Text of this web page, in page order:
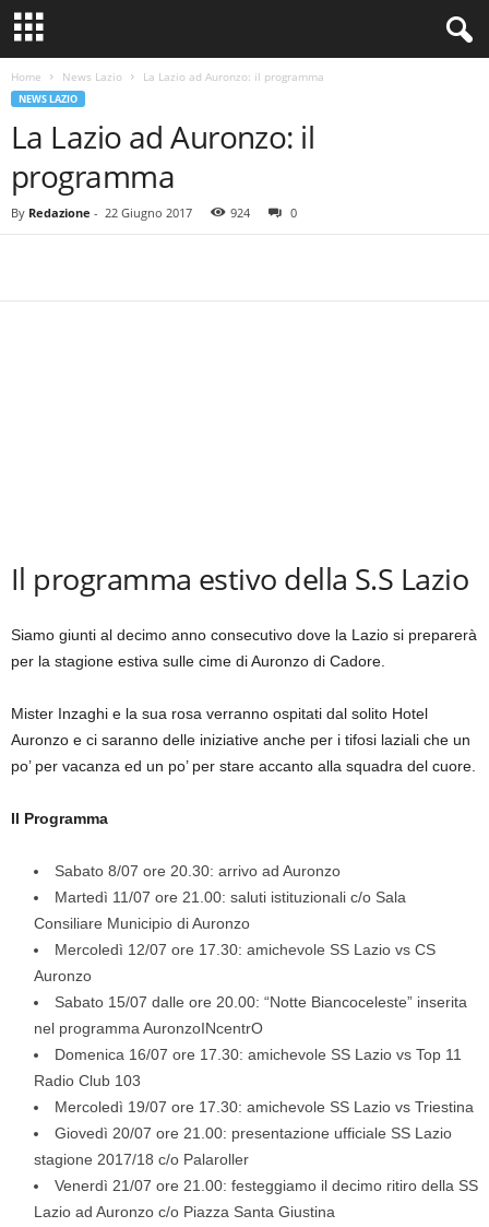
Home News Lazio La Lazio ad Auronzo: il programma
NEWS LAZIO
La Lazio ad Auronzo: il
programma
By Redazione - 22 Giugno 2017 924 0
Il programma estivo della S.S Lazio
Siamo giunti al decimo anno consecutivo dove la Lazio si preparerà
per la stagione estiva sulle cime di Auronzo di Cadore.
Mister Inzaghi e la sua rosa verranno ospitati dal solito Hotel
Auronzo e ci saranno delle iniziative anche per i tifosi laziali che un
po’ per vacanza ed un po’ per stare accanto alla squadra del cuore.
Il Programma
Sabato 8/07 ore 20.30: arrivo ad Auronzo
Martedì 11/07 ore 21.00: saluti istituzionali c/o Sala
Consiliare Municipio di Auronzo
Mercoledì 12/07 ore 17.30: amichevole SS Lazio vs CS
Auronzo
Sabato 15/07 dalle ore 20.00: “Notte Biancoceleste” inserita
nel programma AuronzoINcentrO
Domenica 16/07 ore 17.30: amichevole SS Lazio vs Top 11
Radio Club 103
Mercoledì 19/07 ore 17.30: amichevole SS Lazio vs Triestina
Giovedì 20/07 ore 21.00: presentazione ufficiale SS Lazio
stagione 2017/18 c/o Palaroller
Venerdì 21/07 ore 21.00: festeggiamo il decimo ritiro della SS
Lazio ad Auronzo c/o Piazza Santa Giustina